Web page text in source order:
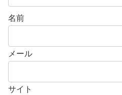
名前
メール
サイト